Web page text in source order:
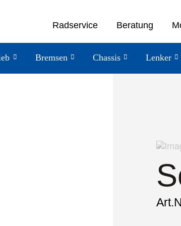
Radservice Beratung
Bremsen Chassis Lenker